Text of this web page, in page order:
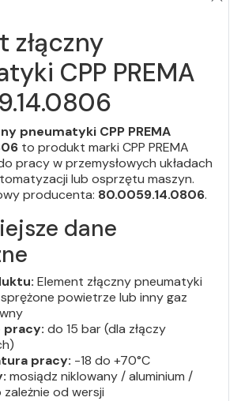
złączny
CPP PREMA
pneumatyki CPP PREMA
to produkt marki CPP PREMA
pracy w przemysłowych układach
lub osprzętu maszyn.
producenta: 80.0059.14.0806.
dane
Element złączny pneumatyki
sprężone powietrze lub inny gaz
pracy: do 15 bar (dla złączy
pracy: -18 do +70°C
mosiądz niklowany / aluminium /
od wersji